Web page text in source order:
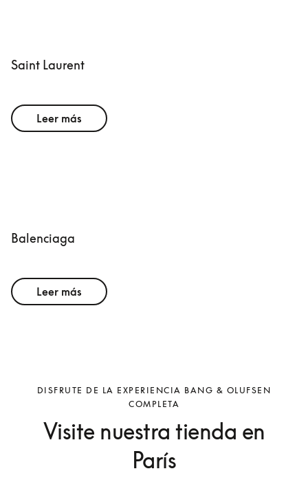
Saint Laurent
Leer más
Balenciaga
Leer más
DISFRUTE DE LA EXPERIENCIA BANG & OLUFSEN
COMPLETA
Visite nuestra tienda en
París